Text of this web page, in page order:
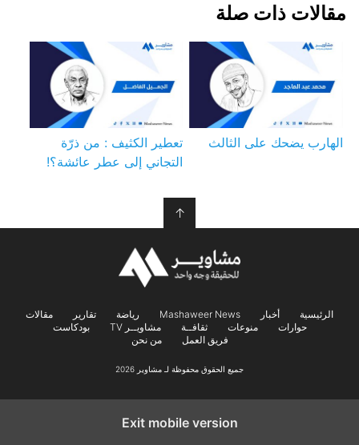
مقالات ذات صلة
الهارب يضحك على الثالث
تعطير الكثيف : من ذرّة
التجاني إلى عطر عائشة؟!
↑
الرئيسية أخبار Mashaweer News رياضة تقارير
مقالات
حوارات
منوعات ثقافــة مشاويــر TV
بودكاست
فريق العمل
من نحن
جميع الحقوق محفوظة لـ مشاوير 2026
Exit mobile version